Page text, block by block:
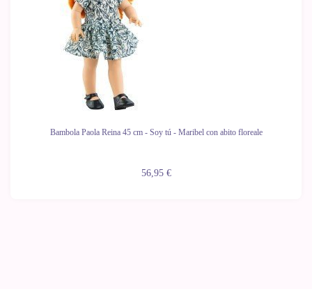
Bambola Paola Reina 45 cm - Soy tú - Maribel con abito floreale
56,95 €